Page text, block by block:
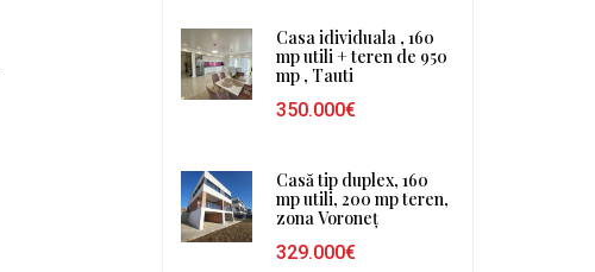
Casa idividuala , 160
mp utili + teren de 950
mp , Tauti
350.000€
Casă tip duplex, 160
mp utili, 200 mp teren,
zona Voroneț
329.000€